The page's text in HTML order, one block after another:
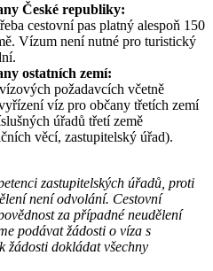
České republiky:
cestovní pas platný alespoň 150
Vízum není nutné pro turistický
ostatních zemí:
požadavcích včetně
víz pro občany třetích zemí
úřadů třetí země
věcí, zastupitelský úřad).
zastupitelských úřadů, proti
není odvolání. Cestovní
za případné neudělení
podávat žádosti o víza s
žádosti dokládat všechny